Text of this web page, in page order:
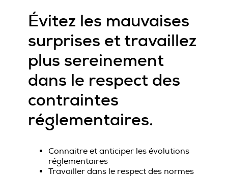
Évitez les mauvaises
surprises et travaillez
plus sereinement
dans le respect des
contraintes
réglementaires.
Connaitre et anticiper les évolutions
réglementaires
Travailler dans le respect des normes